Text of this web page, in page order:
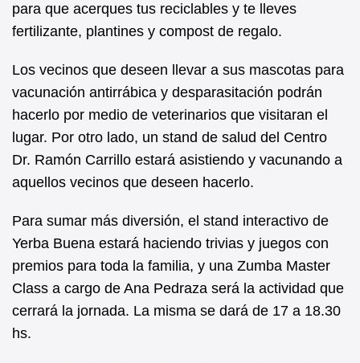
para que acerques tus reciclables y te lleves
fertilizante, plantines y compost de regalo.
Los vecinos que deseen llevar a sus mascotas para
vacunación antirrábica y desparasitación podrán
hacerlo por medio de veterinarios que visitaran el
lugar. Por otro lado, un stand de salud del Centro
Dr. Ramón Carrillo estará asistiendo y vacunando a
aquellos vecinos que deseen hacerlo.
Para sumar más diversión, el stand interactivo de
Yerba Buena estará haciendo trivias y juegos con
premios para toda la familia, y una Zumba Master
Class a cargo de Ana Pedraza será la actividad que
cerrará la jornada. La misma se dará de 17 a 18.30
hs.